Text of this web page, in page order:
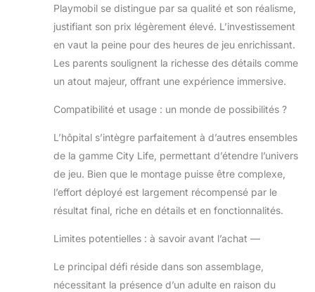
Playmobil se distingue par sa qualité et son réalisme,
justifiant son prix légèrement élevé. L’investissement
en vaut la peine pour des heures de jeu enrichissant.
Les parents soulignent la richesse des détails comme
un atout majeur, offrant une expérience immersive.
Compatibilité et usage : un monde de possibilités ?
L’hôpital s’intègre parfaitement à d’autres ensembles
de la gamme City Life, permettant d’étendre l’univers
de jeu. Bien que le montage puisse être complexe,
l’effort déployé est largement récompensé par le
résultat final, riche en détails et en fonctionnalités.
Limites potentielles : à savoir avant l’achat —
Le principal défi réside dans son assemblage,
nécessitant la présence d’un adulte en raison du